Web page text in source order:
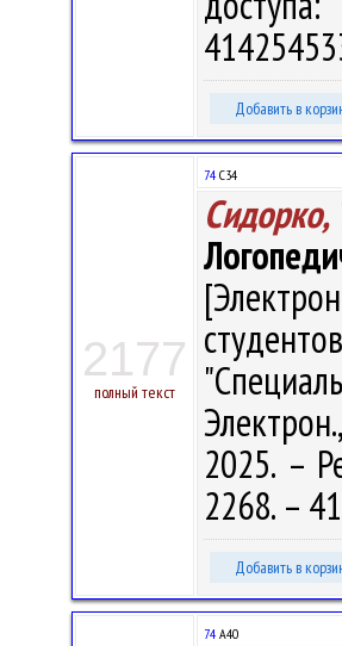
Добавить в
2177
полный текст
74 С34
Сидорко,
2025. –
2268. –
Добавить в
74 А40